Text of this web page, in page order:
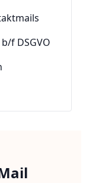
f DSGVO